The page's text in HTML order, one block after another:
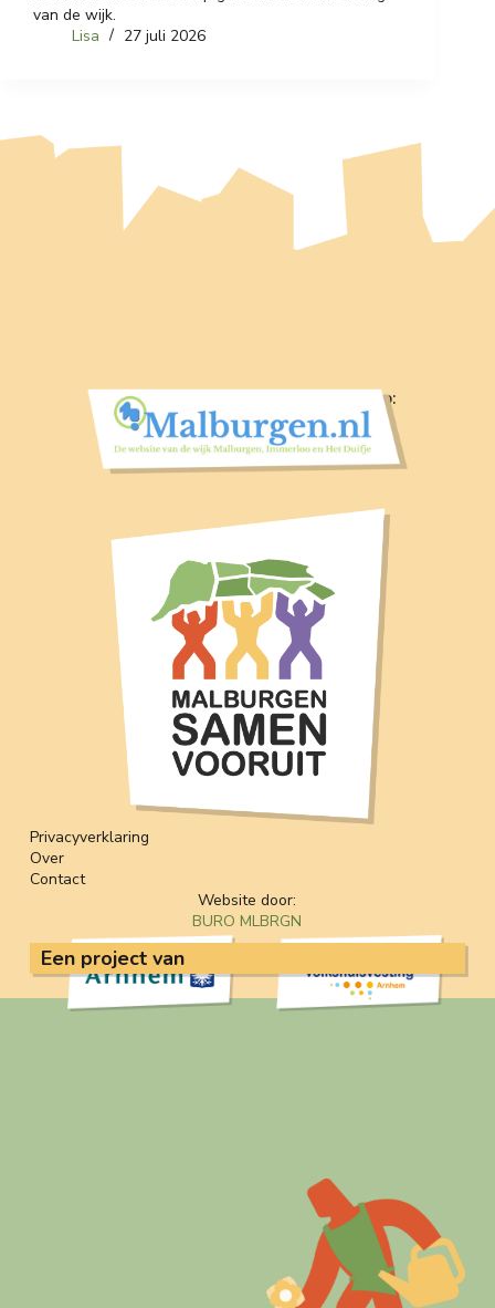
van de wijk.
Lisa
27 juli 2026
Volg nieuws voor en door de wijk op:
Privacyverklaring
Over
Contact
Website door:
BURO MLBRGN
Een project van